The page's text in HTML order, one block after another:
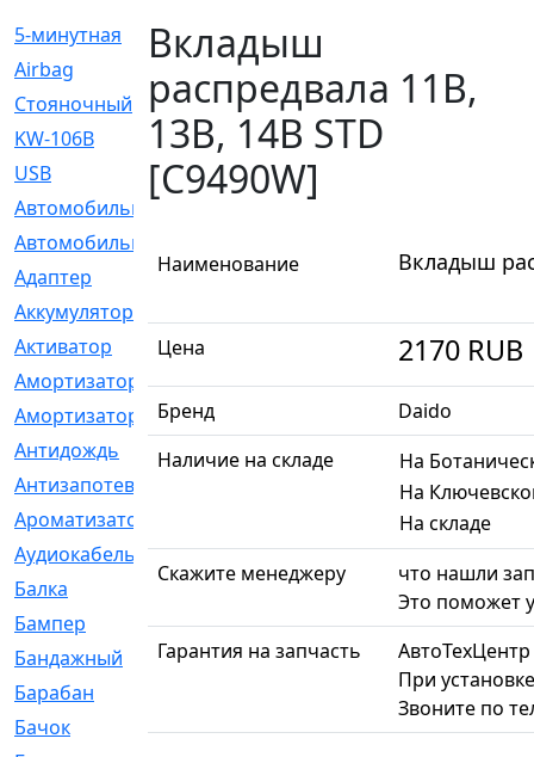
5-минутная
[1]
Airbag
[18]
Cтояночный
[1]
KW-106B
USB
[6]
Автомобильное
Автомобильный
Адаптер
[3]
Аккумулятор
Активатор
Амортизатор
[608]
Амортизаторы
Антидождь
[1]
Антизапотеватель
Ароматизатор
Аудиокабель
[2]
Балка
[58]
Бампер
[137]
Бандажный
[6]
Барабан
Бачок
[40]
Вкладыш
распредвала 11B,
13B, 14B STD
[C9490W]
Наименование Вкладыш
Цена 2170 RUB
Бренд
Daido
Наличие на складе
На
На
На складе
Скажите менеджеру
что нашли
Это поможет
Гарантия на запчасть
При
Звоните по